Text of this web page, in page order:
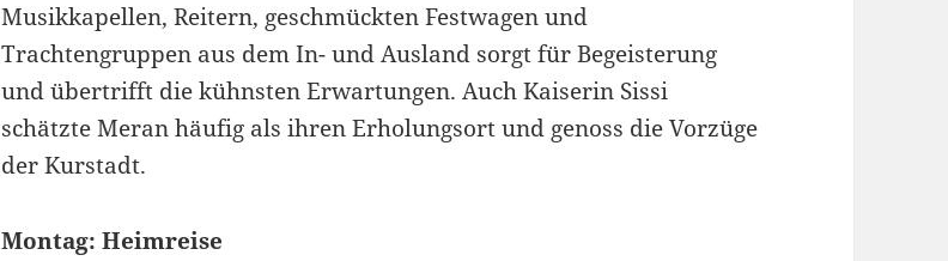
Musikkapellen, Reitern, geschmückten Festwagen und
Trachtengruppen aus dem In- und Ausland sorgt für Begeisterung
und übertrifft die kühnsten Erwartungen. Auch Kaiserin Sissi
schätzte Meran häufig als ihren Erholungsort und genoss die Vorzüge
der Kurstadt.
Montag: Heimreise